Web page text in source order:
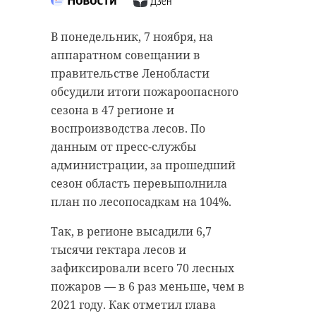
В понедельник, 7 ноября, на
аппаратном совещании в
правительстве Ленобласти
обсудили итоги пожароопасного
сезона в 47 регионе и
воспроизводства лесов. По
данным от пресс-службы
администрации, за прошедший
сезон область перевыполнила
план по лесопосадкам на 104%.
Так, в регионе высадили 6,7
тысячи гектара лесов и
зафиксировали всего 70 лесных
пожаров — в 6 раз меньше, чем в
2021 году. Как отметил глава
Губернатор Ленобласти Александр
Дрозденко дал поручение
объединить диспетчерские
службы ЖКХ в регионе в единую
систему. Пробный запуск сервиса
намерены провести сначала в
Гатчинском и Всеволожском
районах. Об этом в понедельник, 7
ноября, сообщает пресс-служба
региональной администрации.
Система поможет оперативно
собирать всю информацию и
реагировать на жалобы жителей.
Как отметил глава региона, если
новая диспетчерская служба
Около 200 семей в Подпорожье в
скором времени получат ключи от
новых квартир взамен
аварийного жилья. В
понедельник, 7 ноября, пресс-
служба региональной
администрации сообщила о
достройке двух домов для
расселения 530 человек.
Разрешение на ввод в
Госстройнадзор 47 региона.
В пятиэтажных домах на
проспекте Кирова расположилось
135 и 60 квартир. В первый дом